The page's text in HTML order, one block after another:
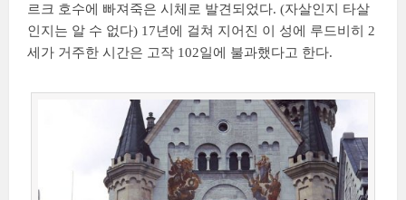
르크 호수에 빠져죽은 시체로 발견되었다. (자살인지 타살
인지는 알 수 없다) 17년에 걸쳐 지어진 이 성에 루드비히 2
세가 거주한 시간은 고작 102일에 불과했다고 한다.